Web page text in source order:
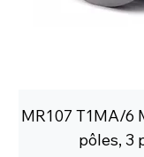
MR107 T1MA/6
pôles, 3